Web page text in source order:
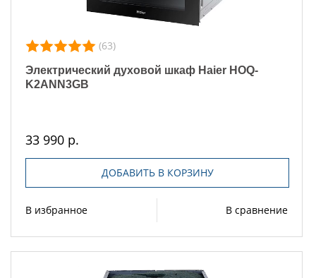
(63)
Электрический духовой шкаф Haier HOQ-
K2ANN3GB
33 990 р.
ДОБАВИТЬ В КОРЗИНУ
В избранное В сравнение